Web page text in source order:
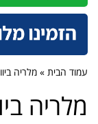
עמוד הבית » מלריה
מלריה